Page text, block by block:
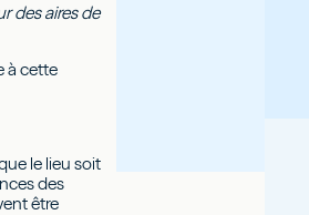
des aires de
à cette
le lieu soit
des
être